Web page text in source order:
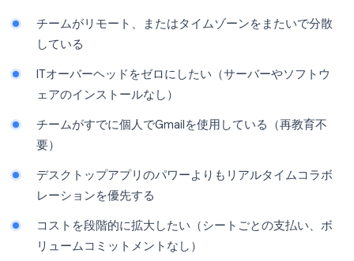
チームがリモート、またはタイムゾーンをまたいで分散
している
ITオーバーヘッドをゼロにしたい（サーバーやソフトウ
ェアのインストールなし）
チームがすでに個人でGmailを使用している（再教育不
要）
デスクトップアプリのパワーよりもリアルタイムコラボ
レーションを優先する
コストを段階的に拡大したい（シートごとの支払い、ボ
リュームコミットメントなし）